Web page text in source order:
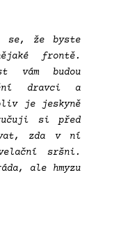
se, že byste
frontě.
vám budou
dravci a
je jeskyně
si před
zda v ní
sršni.
ale hmyzu